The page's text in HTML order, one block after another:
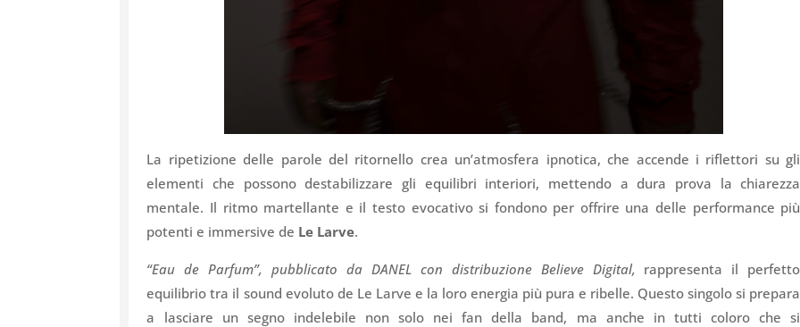
La ripetizione delle parole del ritornello crea un’atmosfera ipnotica, che accende i riflettori su gli
elementi che possono destabilizzare gli equilibri interiori, mettendo a dura prova la chiarezza
mentale. Il ritmo martellante e il testo evocativo si fondono per offrire una delle performance più
potenti e immersive de Le Larve.
“Eau de Parfum”, pubblicato da DANEL con distribuzione Believe Digital, rappresenta il perfetto
equilibrio tra il sound evoluto de Le Larve e la loro energia più pura e ribelle. Questo singolo si prepara
a lasciare un segno indelebile non solo nei fan della band, ma anche in tutti coloro che si